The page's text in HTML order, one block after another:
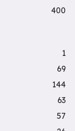
400
1
69
144
63
57